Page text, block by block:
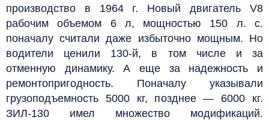
производство в 1964 г. Новый двигатель V8
рабочим объемом 6 л, мощностью 150 л. с.
поначалу считали даже избыточно мощным. Но
водители ценили 130‑й, в том числе и за
отменную динамику. А еще за надежность и
ремонтопригодность. Поначалу указывали
грузоподъемность 5000 кг, позднее — 6000 кг.
ЗИЛ-130 имел множество модификаций.